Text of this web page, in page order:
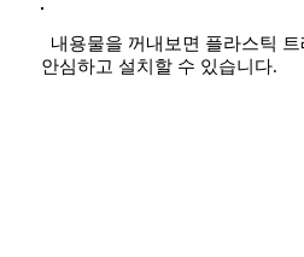
내용물을 꺼내보면 플라스틱
안심하고 설치할 수 있습니다.